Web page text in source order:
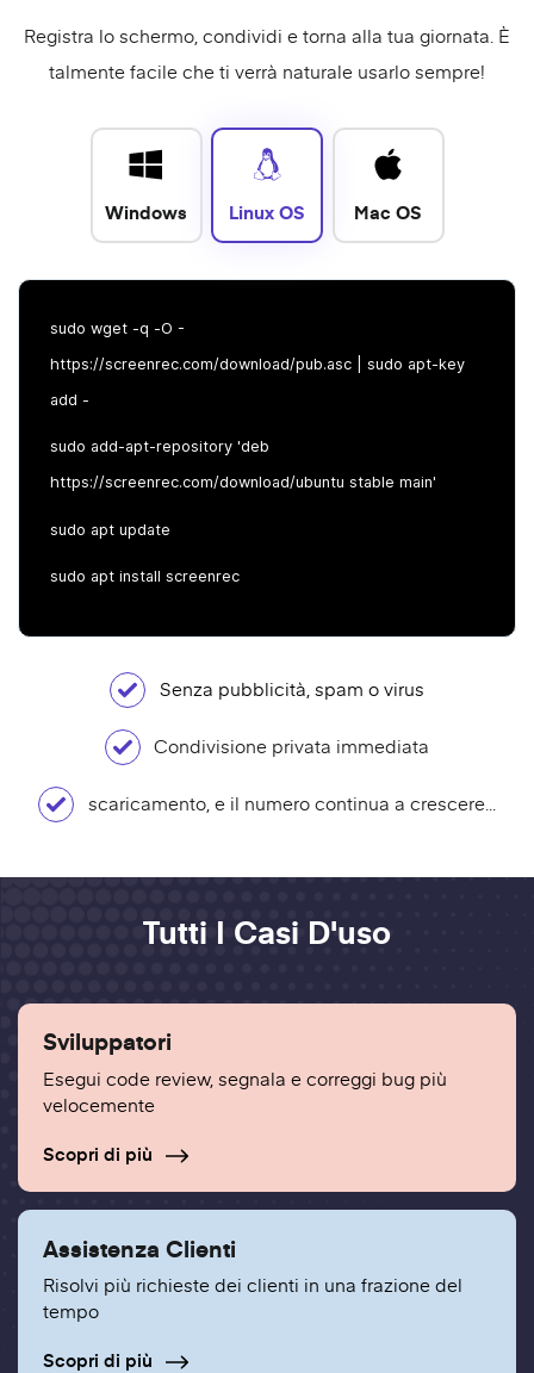
Registra lo schermo , condividi e torna alla tua giornata. È
talmente facile che ti verrà naturale usarlo sempre!
Windows Linux OS Mac OS
sudo wget -q -O -
https://screenrec.com/download/pub.asc | sudo apt-key
add -
sudo add-apt-repository 'deb
https://screenrec.com/download/ubuntu stable main'
sudo apt update
sudo apt install screenrec
Senza pubblicità, spam o virus
Condivisione privata immediata
scaricamento, e il numero continua a crescere...
Tutti I Casi D'uso
Sviluppatori
Esegui code review, segnala e correggi bug più
velocemente
Scopri di più
Assistenza Clienti
Risolvi più richieste dei clienti in una frazione del
tempo
Scopri di più